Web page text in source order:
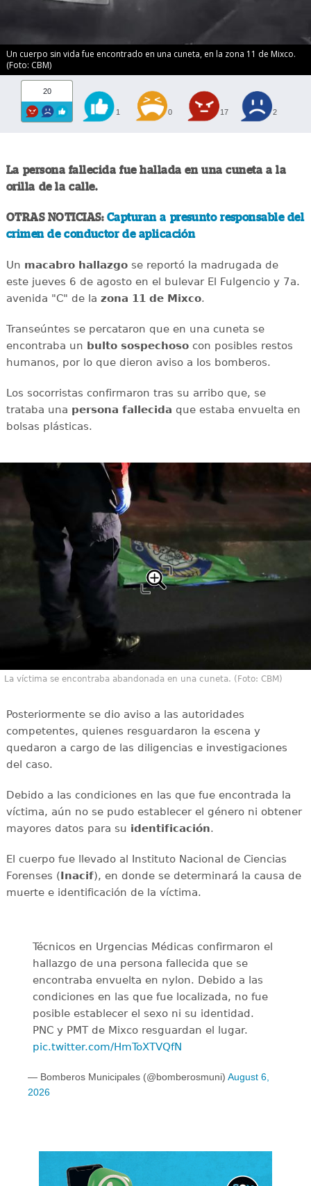
Un cuerpo sin vida fue encontrado en una cuneta, en la zona 11 de Mixco.
(Foto: CBM)
20
1 0 17 2
La persona fallecida fue hallada en una cuneta a la
orilla de la calle.
OTRAS NOTICIAS: Capturan a presunto responsable del
crimen de conductor de aplicación
Un macabro hallazgose reportó la madrugada de
este jueves 6 de agosto en el bulevar El Fulgencio y 7a.
avenida "C" de la zona 11 de Mixco.
Transeúntes se percataron que en una cuneta se
encontraba un bulto sospechosocon posibles restos
humanos, por lo que dieron aviso a los bomberos.
Los socorristas confirmaron tras su arribo que, se
trataba una persona fallecida que estaba envuelta en
bolsas plásticas.
La víctima se encontraba abandonada en una cuneta. (Foto: CBM)
Posteriormente se dio aviso a las autoridades
competentes, quienes resguardaron la escena y
quedaron a cargo de las diligencias e investigaciones
del caso.
Debido a las condiciones en las que fue encontrada la
víctima, aún no se pudo establecer el género ni obtener
mayores datos para su identificación.
El cuerpo fue llevado al Instituto Nacional de Ciencias
Forenses (Inacif), en donde se determinará la causa de
muerte e identificación de la víctima.
Técnicos en Urgencias Médicas confirmaron el
hallazgo de una persona fallecida que se
encontraba envuelta en nylon. Debido a las
condiciones en las que fue localizada, no fue
posible establecer el sexo ni su identidad.
PNC y PMT de Mixco resguardan el lugar.
pic.twitter.com/HmToXTVQfN
— Bomberos Municipales (@bomberosmuni) August 6,
2026